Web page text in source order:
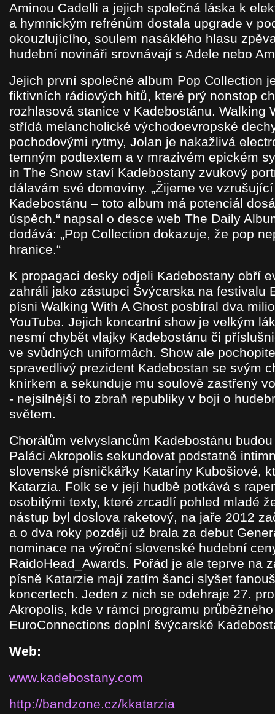
Aminou Cadelli a jejich společná láska k
a hymnickým refrénům dostala upgrade v
okouzlujícího, soulem nasáklého hlasu
hudební novináři srovnávají s Adele nebo
Jejich první společné album Pop Collection
fiktivních rádiových hitů, které prý nonstop
rozhlasová stanice v Kadebostánu. Walking
střídá melancholické východoevropské
pochodovými rytmy, Jolan je nakažlivá
temným podtextem a v mrazivém epickém
in The Snow staví Kadebostany zvukový
dálavám své domoviny. „Žijeme ve
Kadebostánu – toto album má potenciál
úspěch.“ napsal o desce web The Daily
dodává: „Pop Collection dokazuje, že pop
hranice.“
K propagaci desky odjeli Kadebostany obří
zahráli jako zástupci Švýcarska na festivalu
písni Walking With A Ghost posbíral dva
YouTube. Jejich koncertní show je velkým
nesmí chybět vlajky Kadebostánu či
ve svůdných uniformách. Show ale
spravedlivý prezident Kadebostan se svým
knírkem a sekunduje mu soulově zastřený
- nejsilnější to zbraň republiky v boji o
světem.
Chorálům velvyslancům Kadebostánu
Paláci Akropolis sekundovat podstatně
slovenské písničkářky Kataríny Kubošiové,
Katarzia. Folk se v její hudbě potkává s
osobitými texty, které zrcadlí pohled mladé
nástup byl doslova raketový, na jaře 2012
a o dva roky později už brala za debut
nominace na výroční slovenské hudební
RaidoHead_Awards. Pořád je ale teprve na
písně Katarzie mají zatím šanci slyšet
koncertech. Jeden z nich se odehraje 27.
Akropolis, kde v rámci programu
EuroConnections doplní švýcarské
Web:
www.kadebostany.com
http://bandzone.cz/kkatarzia